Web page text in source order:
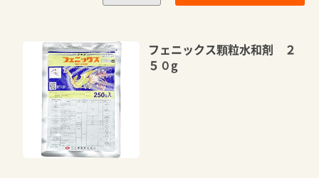
フェニックス顆粒水和剤 ２
５０g